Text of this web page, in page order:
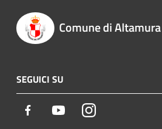
Comune di Altamura
SEGUICI SU
Facebook YoutubeInstagram